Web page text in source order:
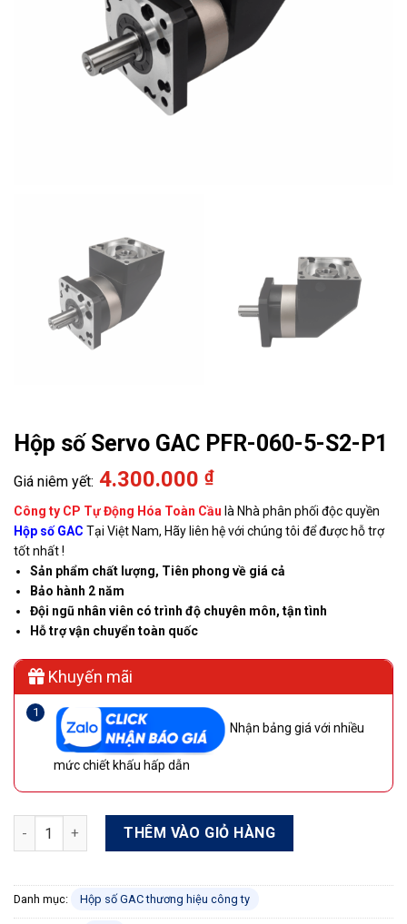
Hộp số Servo GAC PFR-060-5-S2-P1
4.300.000 ₫
Công ty CP Tự Động Hóa Toàn Cầu là Nhà phân phối độc quyền
Hộp số GAC Tại Việt Nam, Hãy liên hệ với chúng tôi để được hỗ trợ
tốt nhất !
Sản phẩm chất lượng, Tiên phong về giá cả
Bảo hành 2 năm
Đội ngũ nhân viên có trình độ chuyên môn, tận tình
Hỗ trợ vận chuyển toàn quốc
Khuyến mãi
Nhận bảng giá với nhiều
mức chiết khấu hấp dẫn
Hộp số Servo GAC PFR-060-5-S2-P1 số lượng
THÊM VÀO GIỎ HÀNG
Danh mục: Hộp số GAC thương hiệu công ty